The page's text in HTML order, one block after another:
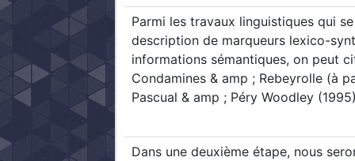
Parmi les travaux linguistiques qui
description de marqueurs lexico-
informations sémantiques, on peut
Condamines & amp ; Rebeyrolle (à
Pascual & amp ; Péry Woodley
Dans une deuxième étape, nous